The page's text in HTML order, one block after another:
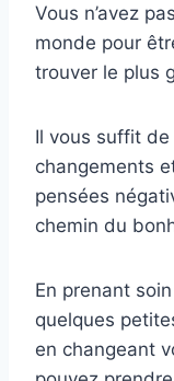
Vous n’avez
monde pour
trouver le plus
Il vous suffit
changements
pensées
chemin du
En prenant
quelques
en changeant